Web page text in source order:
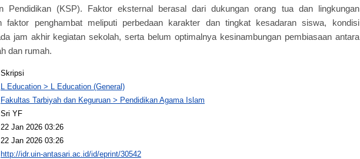
Pendidikan (KSP). Faktor eksternal berasal dari dukungan orang tua dan lingkungan
faktor penghambat meliputi perbedaan karakter dan tingkat kesadaran siswa, kondisi
jam akhir kegiatan sekolah, serta belum optimalnya kesinambungan pembiasaan antara
dan rumah.
Skripsi
L Education > L Education (General)
Fakultas Tarbiyah dan Keguruan > Pendidikan Agama Islam
Sri YF
22 Jan 2026 03:26
22 Jan 2026 03:26
http://idr.uin-antasari.ac.id/id/eprint/30542